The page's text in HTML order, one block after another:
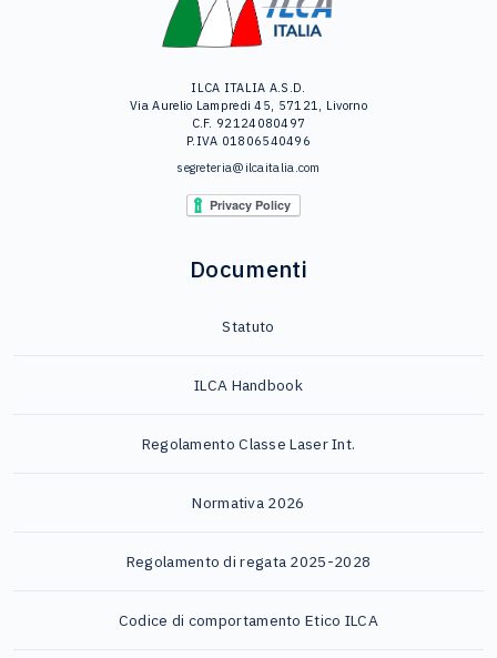
ILCA ITALIA A.S.D.
Via Aurelio Lampredi 45, 57121, Livorno
C.F. 92124080497
P.IVA 01806540496
segreteria@ilcaitalia.com
Documenti
Statuto
ILCA Handbook
Regolamento Classe Laser Int.
Normativa 2026
Regolamento di regata 2025-2028
Codice di comportamento Etico ILCA